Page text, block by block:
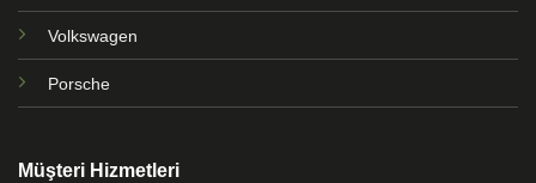
Volkswagen
Porsche
Müşteri Hizmetleri